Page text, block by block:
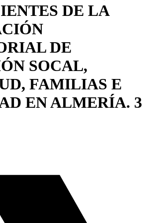
DE LA
DE
SOCAL,
FAMILIAS E
EN ALMERÍA. 3